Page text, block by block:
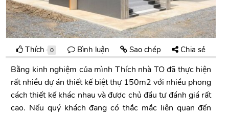
Thích 0 Bình luận Sao chép Chia sẻ
Bằng kinh nghiệm của mình Thích nhà TO đã thực hiện
rất nhiều dự án thiết kế biệt thự 150m2 với nhiều phong
cách thiết kế khác nhau và được chủ đầu tư đánh giá rất
cao. Nếu quý khách đang có thắc mắc liên quan đến